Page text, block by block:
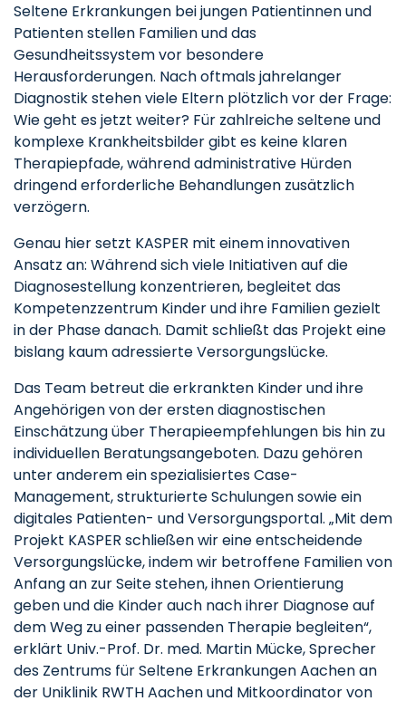
Seltene Erkrankungen bei jungen Patientinnen und
Patienten stellen Familien und das
Gesundheitssystem vor besondere
Herausforderungen. Nach oftmals jahrelanger
Diagnostik stehen viele Eltern plötzlich vor der Frage:
Wie geht es jetzt weiter? Für zahlreiche seltene und
komplexe Krankheitsbilder gibt es keine klaren
Therapiepfade, während administrative Hürden
dringend erforderliche Behandlungen zusätzlich
verzögern.
Genau hier setzt KASPER mit einem innovativen
Ansatz an: Während sich viele Initiativen auf die
Diagnosestellung konzentrieren, begleitet das
Kompetenzzentrum Kinder und ihre Familien gezielt
in der Phase danach. Damit schließt das Projekt eine
bislang kaum adressierte Versorgungslücke.
Das Team betreut die erkrankten Kinder und ihre
Angehörigen von der ersten diagnostischen
Einschätzung über Therapieempfehlungen bis hin zu
individuellen Beratungsangeboten. Dazu gehören
unter anderem ein spezialisiertes Case-
Management, strukturierte Schulungen sowie ein
digitales Patienten- und Versorgungsportal. „Mit dem
Projekt KASPER schließen wir eine entscheidende
Versorgungslücke, indem wir betroffene Familien von
Anfang an zur Seite stehen, ihnen Orientierung
geben und die Kinder auch nach ihrer Diagnose auf
dem Weg zu einer passenden Therapie begleiten“,
erklärt Univ.-Prof. Dr. med. Martin Mücke, Sprecher
des Zentrums für Seltene Erkrankungen Aachen an
der Uniklinik RWTH Aachen und Mitkoordinator von